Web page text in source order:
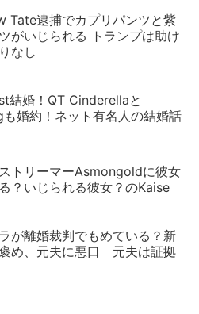
Tate逮捕でカプリパンツと紫
がいじられる トランプは助け
なし
結婚！QT Cinderellaと
婚約！ネット有名人の結婚話
トリーマーAsmongoldに彼女
？いじられる彼女？のKaise
が離婚裁判でもめている？新
め、元夫に悪口 元夫は証拠